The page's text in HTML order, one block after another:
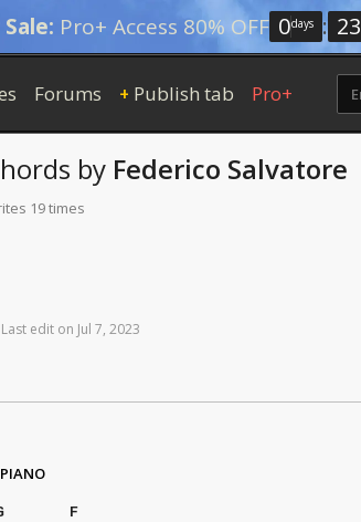
Pro+ Access 80% OFF 0days : 23
Forums + Publish tab Pro+
by Federico Salvatore
19 times
Last edit on Jul 7, 2023
PIANO
F